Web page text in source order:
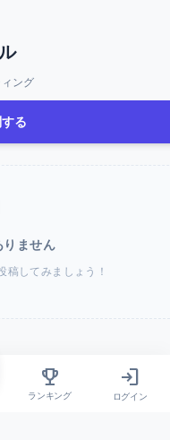
ング
る
りません
稿してみましょう！
trophy
ランキング
login
ログイン